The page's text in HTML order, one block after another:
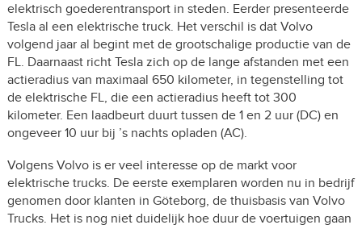
elektrisch goederentransport in steden. Eerder presenteerde
Tesla al een elektrische truck. Het verschil is dat Volvo
volgend jaar al begint met de grootschalige productie van de
FL. Daarnaast richt Tesla zich op de lange afstanden met een
actieradius van maximaal 650 kilometer, in tegenstelling tot
de elektrische FL, die een actieradius heeft tot 300
kilometer. Een laadbeurt duurt tussen de 1 en 2 uur (DC) en
ongeveer 10 uur bij ’s nachts opladen (AC).
Volgens Volvo is er veel interesse op de markt voor
elektrische trucks. De eerste exemplaren worden nu in bedrijf
genomen door klanten in Göteborg, de thuisbasis van Volvo
Trucks. Het is nog niet duidelijk hoe duur de voertuigen gaan